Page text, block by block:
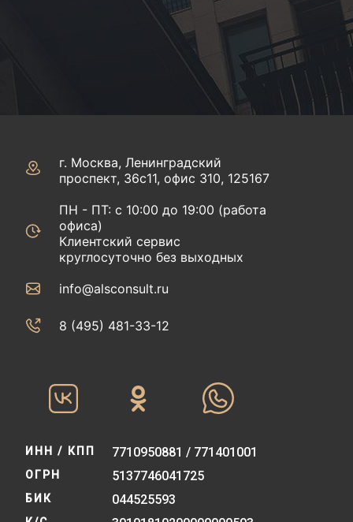
г. Москва, Ленинградский
проспект, 36с11, офис 310, 125167
ПН - ПТ: с 10:00 до 19:00 (работа
офиса)
Клиентский сервис
круглосуточно без выходных
info@alsconsult.ru
8 (495) 481-33-12‬‬
ИНН / КПП 7710950881 / 771401001
ОГРН 5137746041725
БИК 044525593